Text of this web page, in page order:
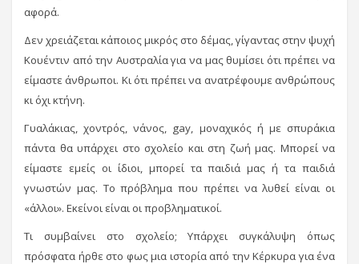
αφορά.
Δεν χρειάζεται κάποιος μικρός στο δέμας, γίγαντας στην ψυχή
Κουέντιν από την Αυστραλία για να μας θυμίσει ότι πρέπει να
είμαστε άνθρωποι. Κι ότι πρέπει να ανατρέφουμε ανθρώπους
κι όχι κτήνη.
Γυαλάκιας, χοντρός, νάνος, gay, μοναχικός ή με σπυράκια
πάντα θα υπάρχει στο σχολείο και στη ζωή μας. Μπορεί να
είμαστε εμείς οι ίδιοι, μπορεί τα παιδιά μας ή τα παιδιά
γνωστών μας. Το πρόβλημα που πρέπει να λυθεί είναι οι
«άλλοι». Εκείνοι είναι οι προβληματικοί.
Τι συμβαίνει στο σχολείο; Υπάρχει συγκάλυψη όπως
πρόσφατα ήρθε στο φως μια ιστορία από την Κέρκυρα για ένα